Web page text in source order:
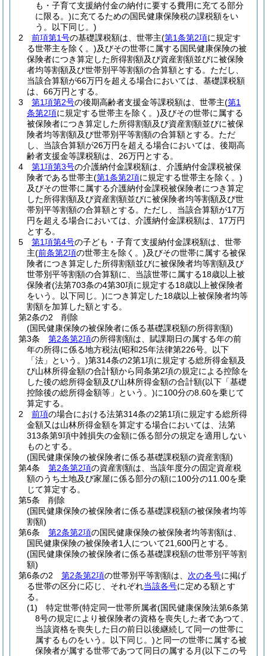
も・子育て支援納付金の納付に要する費用に充てる部分
に限る。)に充てるための国民健康保険税の課税額をい
う。以下同じ。)
2
前項第1号の基礎課税額は、世帯主(第1条第2項に規定す
る世帯主を除く。)及びその世帯に属する国民健康保険の被
保険者につき算定した所得割額及び資産割額並びに被保険
者均等割額及び世帯別平等割額の合算額とする。 ただし、
当該合算額が66万円を超える場合においては、基礎課税額
は、66万円とする。
3
第1項第2号の後期高齢者支援金等課税額は、世帯主(第1
条第2項に規定する世帯主を除く。)及びその世帯に属する
被保険者につき算定した所得割額及び資産割額並びに被保
険者均等割額及び世帯別平等割額の合算額とする。 ただ
し、当該合算額が26万円を超える場合においては、後期高
齢者支援金等課税額は、26万円とする。
4
第1項第3号の介護納付金課税額は、介護納付金課税被保
険者である世帯主(第1条第2項に規定する世帯主を除く。)
及びその世帯に属する介護納付金課税被保険者につき算定
した所得割額及び資産割額並びに被保険者均等割額及び世
帯別平等割額の合算額とする。 ただし、当該合算額が17万
円を超える場合においては、介護納付金課税額は、17万円
とする。
5
第1項第4号の子ども・子育て支援納付金課税額は、世帯
主(前条第2項の世帯主を除く。)及びその世帯に属する被保
険者につき算定した所得割額並びに被保険者均等割額及び
世帯別平等割額の合算額に、当該世帯に属する18歳以上被
保険者(法第703条の4第30項に規定する18歳以上被保険者
をいう。以下同じ。)につき算定した18歳以上被保険者均等
割額を加算した額とする。
第2条の2
削除
(国民健康保険の被保険者に係る基礎課税額の所得割額)
第3条
第2条第2項の所得割額は、賦課期日の属する年の前
年の所得に係る地方税法(昭和25年法律第226号。以下
「法」という。)第314条の2第1項に規定する総所得金額及
び山林所得金額の合計額から同条第2項の規定による控除を
した後の総所得金額及び山林所得金額の合計額(以下「基礎
控除後の総所得金額等」という。)に100分の8.60を乗じて
算定する。
2
前項の場合における法第314条の2第1項に規定する総所得
金額又は山林所得金額を算定する場合においては、法第
313条第9項中雑損失の金額に係る部分の規定を適用しない
ものとする。
(国民健康保険の被保険者に係る基礎課税額の資産割額)
第4条
第2条第2項の資産割額は、当該年度分の固定資産税
額のうち土地及び家屋に係る部分の額に100分の11.00を乗
じて算定する。
第5条
削除
(国民健康保険の被保険者に係る基礎課税額の被保険者均等
割額)
第6条
第2条第2項の国民健康保険の被保険者均等割額は、
国民健康保険の被保険者1人について21,600円とする。
(国民健康保険の被保険者に係る基礎課税額の世帯別平等割
額)
第6条の2
第2条第2項の世帯別平等割額は、 次の各号に掲げ
る世帯の区分に応じ、それぞれ当該各号に定める額とす
る。
(1)
特定世帯(特定同一世帯所属者(国民健康保険法第6条第
8号の規定により被保険者の資格を喪失した者であつて、
当該資格を喪失した日の前日以後継続して同一の世帯に
属するものをいう。以下同じ。)と同一の世帯に属する被
保険者が属する世帯であつて同日の属する月(以下この号